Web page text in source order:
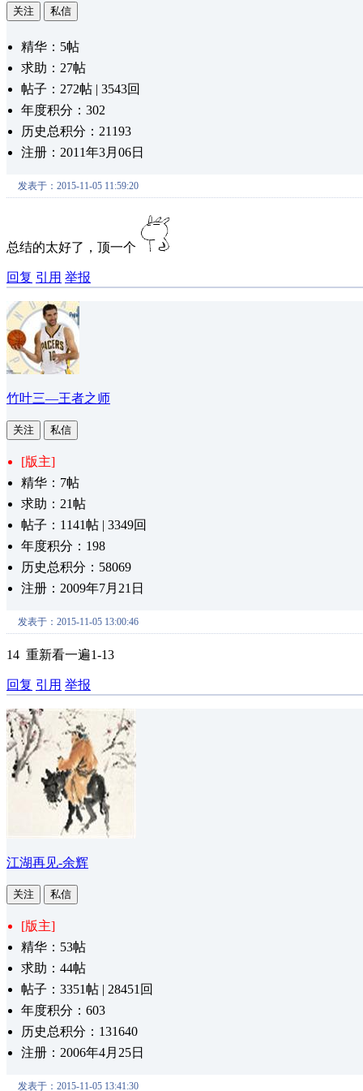
关注 私信
精华：5帖
求助：27帖
帖子：272帖 | 3543回
年度积分：302
历史总积分：21193
注册：2011年3月06日
发表于：2015-11-05 11:59:20
总结的太好了，顶一个
回复 引用 举报
竹叶三—王者之师
关注 私信
[版主]
精华：7帖
求助：21帖
帖子：1141帖 | 3349回
年度积分：198
历史总积分：58069
注册：2009年7月21日
发表于：2015-11-05 13:00:46
14 重新看一遍1-13
回复 引用 举报
江湖再见-余辉
关注 私信
[版主]
精华：53帖
求助：44帖
帖子：3351帖 | 28451回
年度积分：603
历史总积分：131640
注册：2006年4月25日
发表于：2015-11-05 13:41:30